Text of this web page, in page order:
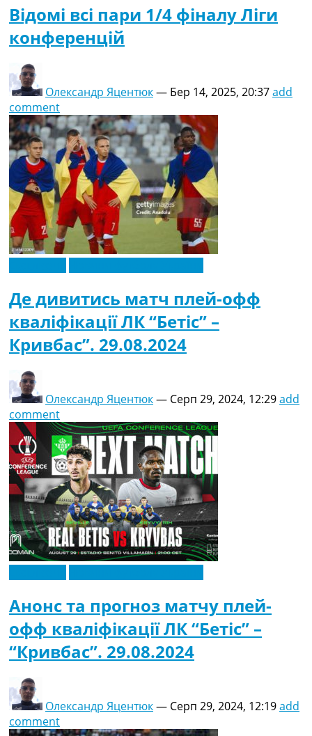
Відомі всі пари 1/4 фіналу Ліги
конференцій
Олександр Яцентюк— Бер 14, 2025, 20:37add
comment
Де дивитись матч плей-офф
кваліфікації ЛК “Бетіс” –
Кривбас”. 29.08.2024
Олександр Яцентюк— Серп 29, 2024, 12:29add
comment
Анонс та прогноз матчу плей-
офф кваліфікації ЛК “Бетіс” –
“Кривбас”. 29.08.2024
Олександр Яцентюк— Серп 29, 2024, 12:19add
comment